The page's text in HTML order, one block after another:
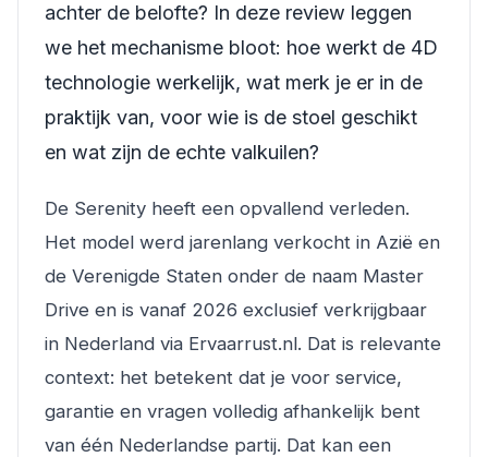
achter de belofte? In deze review leggen
we het mechanisme bloot: hoe werkt de 4D
technologie werkelijk, wat merk je er in de
praktijk van, voor wie is de stoel geschikt
en wat zijn de echte valkuilen?
De Serenity heeft een opvallend verleden.
Het model werd jarenlang verkocht in Azië en
de Verenigde Staten onder de naam Master
Drive en is vanaf 2026 exclusief verkrijgbaar
in Nederland via Ervaarrust.nl. Dat is relevante
context: het betekent dat je voor service,
garantie en vragen volledig afhankelijk bent
van één Nederlandse partij. Dat kan een